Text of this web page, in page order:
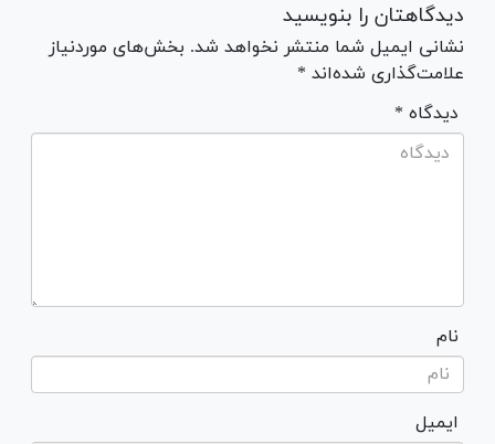
دیدگاهتان را بنویسید
نشانی ایمیل شما منتشر نخواهد شد. بخش‌های موردنیاز
علامت‌گذاری شده‌اند *
* دیدگاه
نام
ایمیل